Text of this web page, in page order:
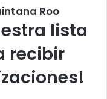
Roo
lista
recibir